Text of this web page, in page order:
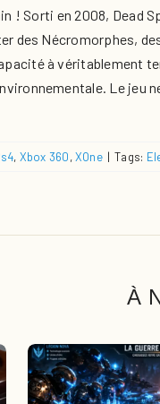
! Sorti en 2008, Dead
des Nécromorphes,
à véritablement
Le
, Xbox 360,XOne | Tags:
À